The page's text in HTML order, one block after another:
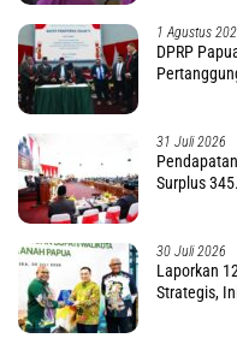
1 Agustus
DPRP
31 Juli 2026
Surplus
30 Juli 2026
Laporkan
Strategis,